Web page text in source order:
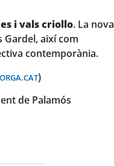
i vals criollo. La nova
així com
contemporània.
)
de Palamós